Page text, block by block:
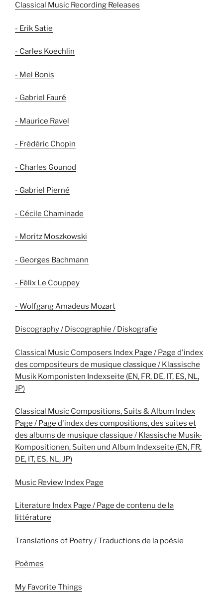
Classical Music Recording Releases
- Erik Satie
- Carles Koechlin
- Mel Bonis
- Gabriel Fauré
- Maurice Ravel
- Frédéric Chopin
- Charles Gounod
- Gabriel Pierné
- Cécile Chaminade
- Moritz Moszkowski
- Georges Bachmann
- Félix Le Couppey
- Wolfgang Amadeus Mozart
Discography / Discographie / Diskografie
Classical Music Composers Index Page / Page d'index
des compositeurs de musique classique / Klassische
Musik Komponisten Indexseite (EN, FR, DE, IT, ES, NL,
JP)
Classical Music Compositions, Suits & Album Index
Page / Page d'index des compositions, des suites et
des albums de musique classique / Klassische Musik-
Kompositionen, Suiten und Album Indexseite (EN, FR,
DE, IT, ES, NL, JP)
Music Review Index Page
Literature Index Page / Page de contenu de la
littérature
Translations of Poetry / Traductions de la poèsie
Poèmes
My Favorite Things